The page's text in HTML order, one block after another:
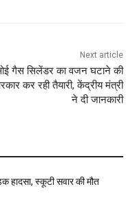
Next article
गैस सिलेंडर का वजन घटाने की
कर रही तैयारी, केंद्रीय मंत्री
ने दी जानकारी
हादसा, स्कूटी सवार की मौत